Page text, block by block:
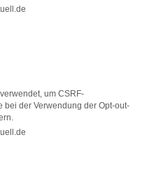
um CSRF-
bei der Verwendung der Opt-out-